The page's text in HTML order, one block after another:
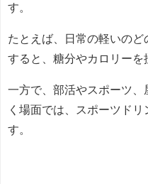
す。
たとえば、日常の軽いの
すると、糖分やカロリーを
一方で、部活やスポーツ
く場面では、スポーツド
す。